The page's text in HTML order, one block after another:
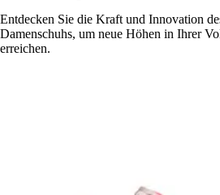
Entdecken Sie die Kraft und Innovation
Damenschuhs, um neue Höhen in Ihrer
erreichen.